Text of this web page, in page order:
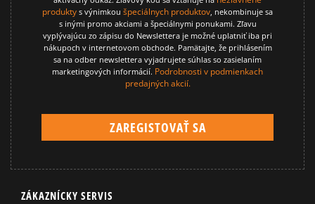
produkty s výnimkou špeciálnych produktov, nekombinuje sa
s inými promo akciami a špeciálnymi ponukami. Zľavu
vyplývajúcu zo zápisu do Newslettera je možné uplatniť iba pri
nákupoch v internetovom obchode. Pamätajte, že prihlásením
sa na odber newslettera vyjadrujete súhlas so zasielaním
marketingových informácií. Podrobnosti v podmienkach
predajných akcií.
ZÁKAZNÍCKY SERVIS